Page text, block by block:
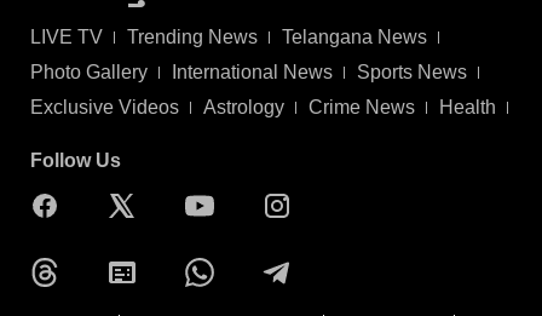
LIVE TV Trending News
Telangana News
Photo Gallery
International News
Sports News
Exclusive Videos
Astrology Crime News Health
Follow Us